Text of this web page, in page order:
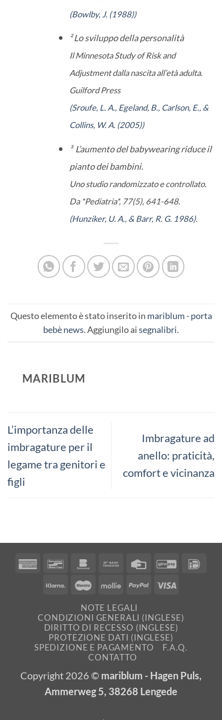
(Bowlby, J. (1988))
² Lo sviluppo della personalità
Il Minnesota Study of Risk and
Adjustment dalla nascita all’età adulta.
Guilford Press
(Sroufe, L. A., Egeland, B., Carlson, E., &
Collins, W. A. (2005))
³ L’aumento del babywearing riduce il
pianto dei bambini.
Uno studio randomizzato e controllato.
Da *Pediatria*, 77(5), 641-648.
(Hunziker, U. A., & Barr, R. G. 1986).
Questo elemento è stato inserito in mariblum - porta
bebè news. Aggiungilo aisegnalibri.
MARIBLUM
L’importanza delle
imbragature per il
legame tra genitori e
figli
Imbragature ad
anello: praticità,
comfort e vicinanza
AmericanBancontactBankomat
Bank
CreditGiroPay
Klarna MaestroMolliePayPal
NOTE LEGALI
CONDIZIONI GENERALI (INGLESE)
DIRITTO DI RECESSO (INGLESE)
PROTEZIONE DATI (INGLESE)
SPEDIZIONE E PAGAMENTO
F.A.Q.
CONTATTO
Copyright 2026 © mariblum - Hagen Puls,
Ammerweg 5, 38268 Lengede